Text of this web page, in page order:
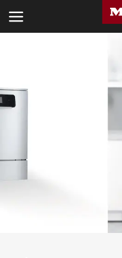
SERVICE & SUPPORT